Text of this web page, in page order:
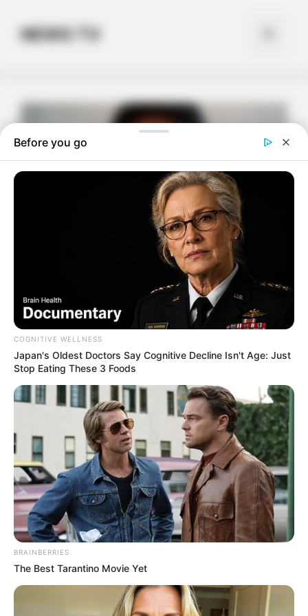
contentNEWS TV
“C’est blessant” :
Mélanie (Mariés au
premier regard)
“rejetée” par
Antoine, elle exige
une confrontation
avec lui
Before you go
COGNITIVE WELLNESS
Japan's Oldest Doctors Say Cognitive Decline Isn't Age: Just
Stop Eating These 3 Foods
BRAINBERRIES
The Best Tarantino Movie Yet